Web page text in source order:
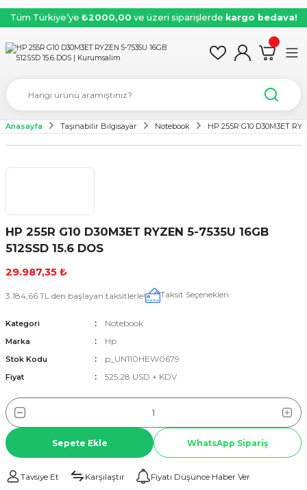
Tüm Türkiye’ye ₺2000,00 ve üzeri siparişlerde kargo bedava!
Anasayfa Taşınabilir Bilgisayar Notebook HP 255R G10 D30M3ET
HP 255R G10 D30M3ET RYZEN 5-7535U 16GB
512SSD 15.6 DOS
29.987,35 ₺
3.184,66 TL den başlayan taksitlerle! Taksit Seçenekleri
Kategori Notebook
Marka Hp
Stok Kodu p_UN110HEW0679
Fiyat 525,28 USD + KDV
Sepete Ekle WhatsApp Sipariş
Tavsiye Et Karşılaştır Fiyatı Düşünce Haber Ver